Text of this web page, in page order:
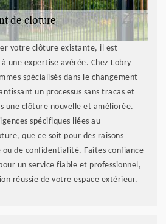
votre clôture existante, il est
une expertise avérée. Chez Lobry
spécialisés dans le changement
un processus sans tracas et
une clôture nouvelle et améliorée.
spécifiques liées au
que ce soit pour des raisons
de confidentialité. Faites confiance
un service fiable et professionnel,
réussie de votre espace extérieur.